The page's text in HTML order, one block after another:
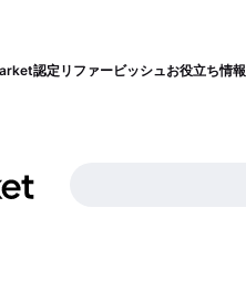
認定リファービッシュお役立ち情報